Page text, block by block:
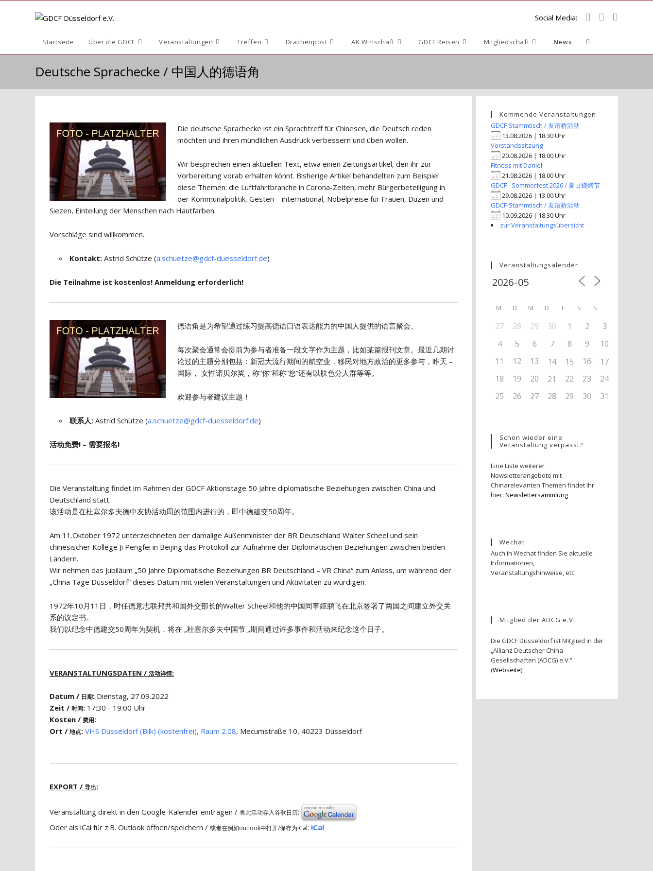
Social Media:
Startseite Über die GDCF Veranstaltungen Treffen Drachenpost AK Wirtschaft GDCF Reisen Mitgliedschaft News Website-
umschalten
Deutsche Sprachecke / 中国人的德语角
Die deutsche Sprachecke ist ein Sprachtreff für Chinesen, die Deutsch reden
möchten und ihren mündlichen Ausdruck verbessern und üben wollen.
Wir besprechen einen aktuellen Text, etwa einen Zeitungsartikel, den ihr zur
Vorbereitung vorab erhalten könnt. Bisherige Artikel behandelten zum Beispiel
diese Themen: die Luftfahrtbranche in Corona-Zeiten, mehr Bürgerbeteiligung in
der Kommunalpolitik, Gesten – international, Nobelpreise für Frauen, Duzen und
Siezen, Einteilung der Menschen nach Hautfarben.
Vorschläge sind willkommen.
Kontakt: Astrid Schütze (a.schuetze@gdcf-duesseldorf.de)
Die Teilnahme ist kostenlos! Anmeldung erforderlich!
德语角是为希望通过练习提高德语口语表达能力的中国人提供的语言聚会。
每次聚会通常会提前为参与者准备一段文字作为主题，比如某篇报刊文章。最近几期讨
论过的主题分别包括：新冠大流行期间的航空业，移民对地方政治的更多参与，昨天 –
国际， 女性诺贝尔奖，称“你”和称“您”还有以肤色分人群等等。
欢迎参与者建议主题！
联系人: Astrid Schütze (a.schuetze@gdcf-duesseldorf.de)
活动免费! – 需要报名!
Die Veranstaltung findet im Rahmen der GDCF Aktionstage 50 Jahre diplomatische Beziehungen zwischen China und
Deutschland statt.
该活动是在杜塞尔多夫德中友协活动周的范围内进行的，即中德建交50周年。
Am 11.Oktober 1972 unterzeichneten der damalige Außenminister der BR Deutschland Walter Scheel und sein
chinesischer Kollege Ji Pengfei in Beijing das Protokoll zur Aufnahme der Diplomatischen Beziehungen zwischen beiden
Ländern.
Wir nehmen das Jubiläum „50 Jahre Diplomatische Beziehungen BR Deutschland – VR China“ zum Anlass, um während der
„China Tage Düsseldorf“ dieses Datum mit vielen Veranstaltungen und Aktivitäten zu würdigen.
1972年10月11日，时任德意志联邦共和国外交部长的Walter Scheel和他的中国同事姬鹏飞在北京签署了两国之间建立外交关
系的议定书。
我们以纪念中德建交50周年为契机，将在 „杜塞尔多夫中国节 „期间通过许多事件和活动来纪念这个日子。
VERANSTALTUNGSDATEN / 活动详情:
Datum / 日期: Dienstag, 27.09.2022
Zeit / 时间: 17:30 - 19:00 Uhr
Kosten / 费用:
Ort / 地点: VHS Düsseldorf (Bilk) (kostenfrei), Raum 2.08, Mecumstraße 10, 40223 Düsseldorf
EXPORT / 导出:
Veranstaltung direkt in den Google-Kalender eintragen / 将此活动存入谷歌日历:
Oder als iCal für z.B. Outlook öffnen/speichern / 或者在例如outlook中打开/保存为iCal: iCal
Kommende Veranstaltungen
GDCF-Stammtisch / 友谊桥活动
13.08.2026 | 18:30 Uhr
Vorstandssitzung
20.08.2026 | 18:00 Uhr
Fitness mit Daniel
21.08.2026 | 18:00 Uhr
GDCF - Sommerfest 2026 / 夏日烧烤节
29.08.2026 | 13:00 Uhr
GDCF-Stammtisch / 友谊桥活动
10.09.2026 | 18:30 Uhr
zur Veranstaltungsübersicht
Veranstaltungsalender
M D M D F S S
27 28 29 30 1 2
3
4
5 6 7 8 9
10
11
12 13 14 15 16
17
18
19 20 21 22 23
24
25
26 27 28 29 30 31
Schon wieder eine
Veranstaltung verpasst?
Eine Liste weiterer
Newsletterangebote mit
Chinarelevanten Themen findet Ihr
hier: Newslettersammlung
Wechat
Auch in Wechat finden Sie aktuelle
Informationen,
Veranstaltungshinweise, etc.
Mitglied der ADCG e.V.
Die GDCF Düsseldorf ist Mitglied in der
„Allianz Deutscher China-
Gesellschaften (ADCG) e.V.“
(Webseite)